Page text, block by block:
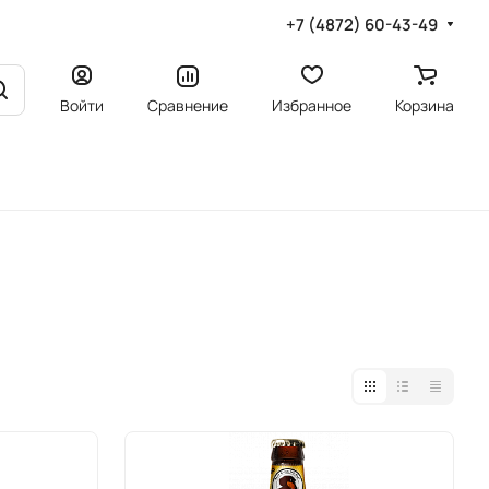
+7 (4872) 60-43-49
Войти Сравнение Избранное Корзина